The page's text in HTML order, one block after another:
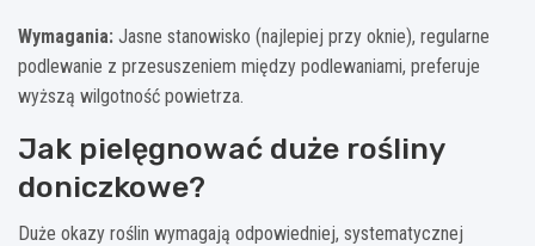
Wymagania: Jasne stanowisko (najlepiej przy oknie), regularne
podlewanie z przesuszeniem między podlewaniami, preferuje
wyższą wilgotność powietrza.
Jak pielęgnować duże rośliny
doniczkowe?
Duże okazy roślin wymagają odpowiedniej, systematycznej